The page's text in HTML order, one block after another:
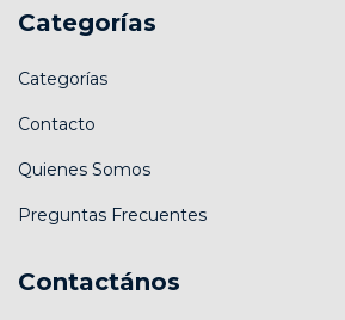
Categorías
Categorías
Contacto
Quienes Somos
Preguntas Frecuentes
Contactános